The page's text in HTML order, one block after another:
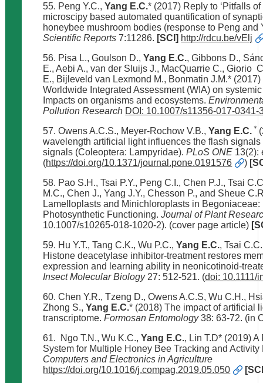
55. Peng Y.C.,Yang E.C.* (2017) Reply to ‘Pitfalls
microscipy based automated quantification of
honeybee mushroom bodies (response to Peng and
Scientific Reports 7:11286. [SCI] http://rdcu.be/vElj
56. Pisa L., Goulson D.,Yang E.C., Gibbons D.,
E., Aebi A., van der Sluijs J., MacQuarrie C., Giorio
E., Bijleveld van Lexmond M., Bonmatin J.M.*
Worldwide Integrated Assessment (WIA) on
Impacts on organisms and ecosystems.
Pollution Research DOI: 10.1007/s11356-017-0341-
57. Owens A.C.S., Meyer-Rochow V.B.,Yang E.C. ＊
wavelength artificial light influences the flash
signals (Coleoptera: Lampyridae).PLoS ONE 13(2):
(https://doi.org/10.1371/journal.pone.0191576 )
58. Pao S.H., Tsai P.Y., Peng C.I., Chen P.J., Tsai
M.C., Chen J., Yang J.Y., Chesson P., and Sheue
Lamelloplasts and Minichloroplasts in
Photosynthetic Functioning.Journal of Plant
10.1007/s10265-018-1020-2). (cover page article)
59. Hu Y.T., Tang C.K., Wu P.C.,Yang E.C., Tsai
Histone deacetylase inhibitor-treatment restores
expression and learning ability in neonicotinoid-
Insect Molecular Biology27: 512-521. (doi: 10.1111/
60. Chen Y.R., Tzeng D., Owens A.C.S, Wu C.H.,
Zhong S.,Yang E.C.* (2018) The impact of artificial
transcriptome.Formosan Entomology38: 63-72. (in
61. Ngo T.N., Wu K.C.,Yang E.C., Lin T.D* (2019)
System for Multiple Honey Bee Tracking and Activity
Computers and Electronics in Agriculture
https://doi.org/10.1016/j.compag.2019.05.050